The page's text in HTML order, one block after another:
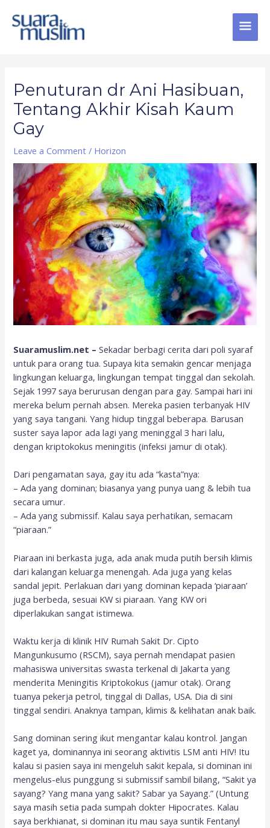
content
Penuturan dr Ani Hasibuan,
Tentang Akhir Kisah Kaum
Gay
Leave a Comment / Horizon
Suaramuslim.net –Sekadar berbagi cerita dari poli syaraf
untuk para orang tua. Supaya kita semakin gencar menjaga
lingkungan keluarga, lingkungan tempat tinggal dan sekolah.
Sejak 1997 saya berurusan dengan para gay. Sampai hari ini
mereka belum pernah absen. Mereka pasien terbanyak HIV
yang saya tangani. Yang hidup tinggal beberapa. Barusan
suster saya lapor ada lagi yang meninggal 3 hari lalu,
dengan kriptokokus meningitis (infeksi jamur di otak).
Dari pengamatan saya, gay itu ada “kasta”nya:
– Ada yang dominan; biasanya yang punya uang & lebih tua
secara umur.
– Ada yang submissif. Kalau saya perhatikan, semacam
“piaraan.”
Piaraan ini berkasta juga, ada anak muda putih bersih klimis
dari kalangan keluarga menengah. Ada juga yang kelas
sandal jepit. Perlakuan dari yang dominan kepada ‘piaraan’
juga berbeda, sesuai KW si piaraan. Yang KW ori
diperlakukan sangat istimewa.
Waktu kerja di klinik HIV Rumah Sakit Dr. Cipto
Mangunkusumo (RSCM), saya pernah mendapat pasien
mahasiswa universitas swasta terkenal di Jakarta yang
menderita Meningitis Kriptokokus (jamur otak). Orang
tuanya pekerja petrol, tinggal di Dallas, USA. Dia di sini
tinggal sendiri. Anaknya tampan, klimis & kelihatan anak baik.
Sang dominan sering ikut mengantar kalau kontrol. Jangan
kaget ya, dominannya ini seorang aktivitis LSM anti HIV! Itu
kalau si pasien saya ini mengeluh sakit kepala, si dominan ini
mengelus-elus punggung si submissif sambil bilang, “Sakit ya
sayang? Yang mana yang sakit? Sabar ya Sayang.” (Untung
saya masih setia pada sumpah dokter Hipocrates. Kalau
saya berkhianat, si dominan itu mau saya suntik Fentanyl